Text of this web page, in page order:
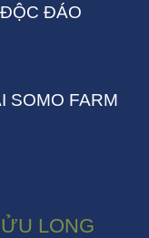
ĐÁO
SOMO FARM
LONG